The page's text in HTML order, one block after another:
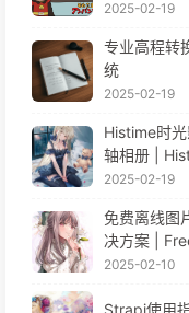
2025-02-19
专业高程转
统
2025-02-19
Histime时
轴相册 |
2025-02-19
免费离线图
决方案 |
2025-02-10